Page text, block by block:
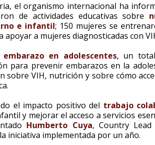
el organismo internacional ha
de actividades educativas sobre
e infantil; 150 mujeres se
a mujeres diagnosticadas con
embarazo en adolescentes, un
para prevenir embarazos en la
sobre VIH, nutrición y sobre cómo
el impacto positivo del trabajo
y mejorar el acceso a servicios
Humberto Cuya, Country Lead
iniciativa implementada por un año.